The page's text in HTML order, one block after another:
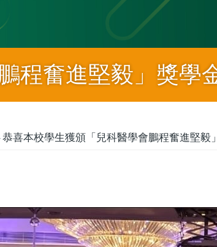
程奮進堅毅」獎學
喜本校學生獲頒「兒科醫學會鵬程奮進堅毅